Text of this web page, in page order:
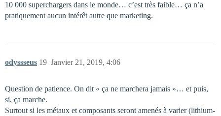
10 000 superchargers dans le monde… c’est très faible… ça n’a
pratiquement aucun intérêt autre que marketing.
odyssseus Janvier 21, 2019, 4:06
19
Question de patience. On dit « ça ne marchera jamais »… et puis,
si, ça marche.
Surtout si les métaux et composants seront amenés à varier (lithium-